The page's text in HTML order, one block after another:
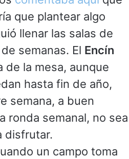
que plantear algo
llenar las salas de
semanas. El Encín
de la mesa, aunque
hasta fin de año,
semana, a buen
ronda semanal, no sea
disfrutar.
un campo toma